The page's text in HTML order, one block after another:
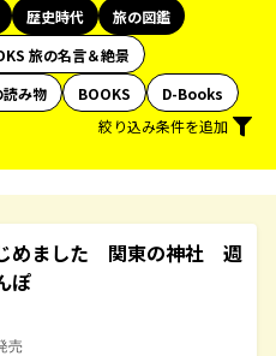
歴史時代
旅の図鑑
旅の名言＆絶景
み物 BOOKS
D-Books
絞り込み条件を追加
めました 関東の神社 週
ぽ
売